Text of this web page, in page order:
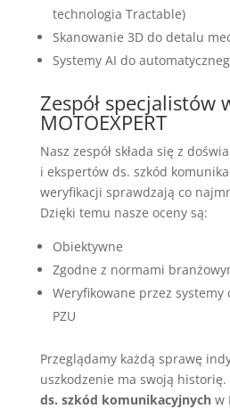
technologia Tractable)
Skanowanie 3D do detalu
Systemy AI do
Zespół specjalistów
MOTOEXPERT
Nasz zespół składa się z
i ekspertów ds. szkód
weryfikacji sprawdzają co
Dzięki temu nasze oceny są:
Obiektywne
Zgodne z normami
Weryfikowane przez systemy
PZU
Przeglądamy każdą sprawę
uszkodzenie ma swoją
ds. szkód komunikacyjnychw